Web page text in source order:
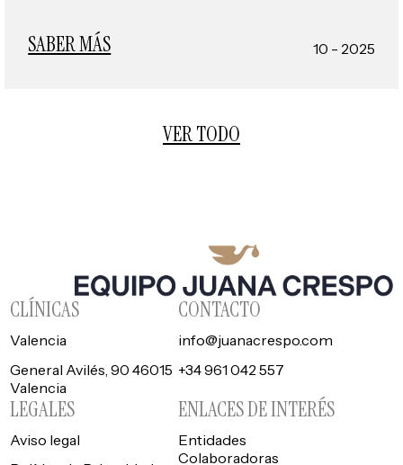
SABER MÁS 10 - 2025
VER TODO
CLÍNICAS
Valencia
General Avilés, 90 46015
Valencia
CONTACTO
info@juanacrespo.com
+34 961 042 557
LEGALES
Aviso legal
ENLACES DE INTERÉS
Entidades
Colaboradoras